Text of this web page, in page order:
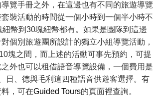
覽手冊之外，在這邊也有不同的旅遊導覽
裝活動的時間從一個小時到一個半小時不
幣到30塊紐幣都有。如果是團隊到這邊
個別旅遊團所設計的獨立小組導覽活動，
塊之間，而上述的活動可事先預約，可提
外也可以租借語音導覽設備，一個費用是
日、德與毛利這四種語音供遊客選擇。有
，可在Guided Tours的頁面裡查詢。